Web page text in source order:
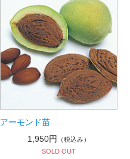
アーモンド苗
1,950円
（税込み）
SOLD OUT